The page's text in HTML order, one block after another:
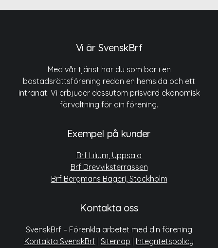
Vi är SvenskBrf
Med vår tjänst har du som bor i en
bostadsrättsförening redan en hemsida och ett
intranät. Vi erbjuder dessutom prisvärd ekonomisk
förvaltning för din förening.
Exempel på kunder
Brf Lilium, Uppsala
Brf Drevviksterrassen
Brf Bergmans Bageri, Stockholm
Kontakta oss
SvenskBrf – Förenkla arbetet med din förening
Kontakta SvenskBrf Sitemap Integritetspolicy